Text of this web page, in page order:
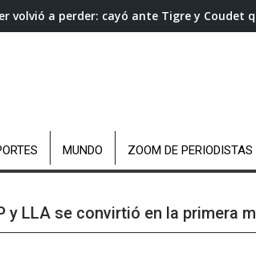
volvió a perder: cayó ante Tigre y Coudet
MUNDO ZOOM DE PERIODISTAS
y LLA se convirtió en la primera